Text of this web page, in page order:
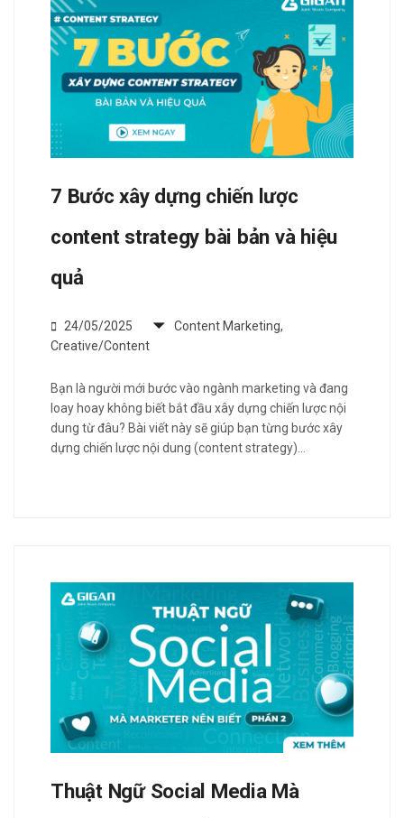
7 Bước xây dựng chiến lược
content strategy bài bản và hiệu
quả
24/05/2025 Content Marketing,
Creative/Content
Bạn là người mới bước vào ngành marketing và đang
loay hoay không biết bắt đầu xây dựng chiến lược nội
dung từ đâu? Bài viết này sẽ giúp bạn từng bước xây
dựng chiến lược nội dung (content strategy)…
Thuật Ngữ Social Media Mà